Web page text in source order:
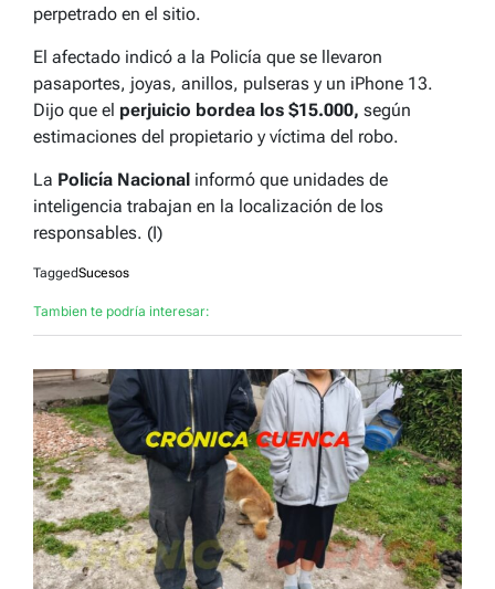
perpetrado en el sitio.
El afectado indicó a la Policía que se llevaron
pasaportes, joyas, anillos, pulseras y un iPhone 13.
Dijo que el perjuicio bordea los $15.000, según
estimaciones del propietario y víctima del robo.
La Policía Nacional informó que unidades de
inteligencia trabajan en la localización de los
responsables. (I)
TaggedSucesos
Tambien te podría interesar: